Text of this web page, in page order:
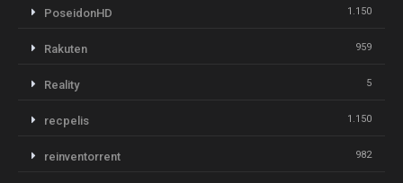
PoseidonHD 1.150
Rakuten 959
Reality 5
recpelis 1.150
reinventorrent 982